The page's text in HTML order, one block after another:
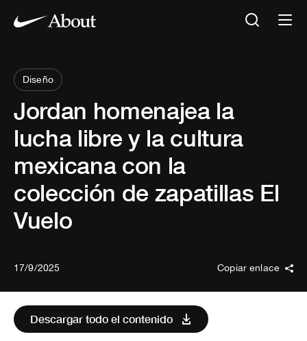
Diseño
Jordan homenajea la
lucha libre y la cultura
mexicana con la
colección de zapatillas El
Vuelo
17/9/2025 Copiar enlace
Descargar todo el contenido